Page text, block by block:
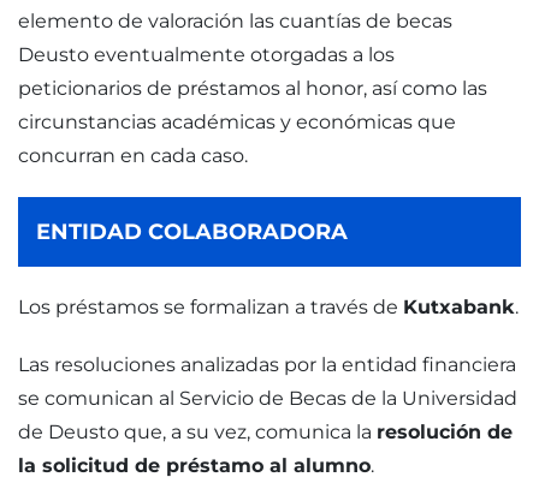
elemento de valoración las cuantías de becas
Deusto eventualmente otorgadas a los
peticionarios de préstamos al honor, así como las
circunstancias académicas y económicas que
concurran en cada caso.
ENTIDAD COLABORADORA
Los préstamos se formalizan a través de Kutxabank.
Las resoluciones analizadas por la entidad financiera
se comunican al Servicio de Becas de la Universidad
de Deusto que, a su vez, comunica la resolución de
la solicitud de préstamo al alumno.